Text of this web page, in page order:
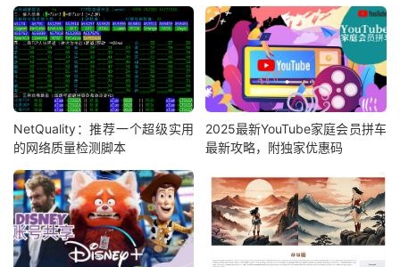
NetQuality：推荐一个超级实用
的网络质量检测脚本
2025最新YouTube家庭会员拼车
最新攻略，附独家优惠码